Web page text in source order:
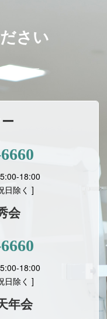
さい
18:00
日除く ]
会
18:00
日除く ]
年会